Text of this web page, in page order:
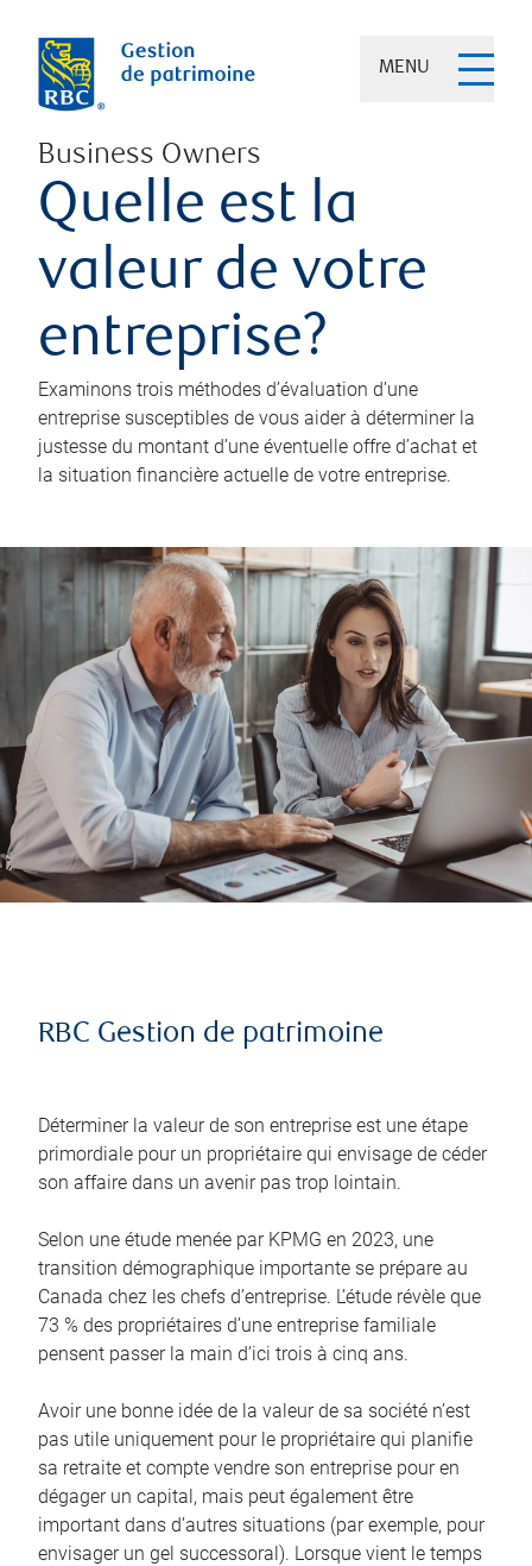
MENU
Business Owners
Quelle est la
valeur de votre
entreprise?
Examinons trois méthodes d’évaluation d’une
entreprise susceptibles de vous aider à déterminer la
justesse du montant d’une éventuelle offre d’achat et
la situation financière actuelle de votre entreprise.
RBC Gestion de patrimoine
Déterminer la valeur de son entreprise est une étape
primordiale pour un propriétaire qui envisage de céder
son affaire dans un avenir pas trop lointain.
Selon une étude menée par KPMG en 2023, une
transition démographique importante se prépare au
Canada chez les chefs d’entreprise. L’étude révèle que
73 % des propriétaires d’une entreprise familiale
pensent passer la main d’ici trois à cinq ans.
Avoir une bonne idée de la valeur de sa société n’est
pas utile uniquement pour le propriétaire qui planifie
sa retraite et compte vendre son entreprise pour en
dégager un capital, mais peut également être
important dans d’autres situations (par exemple, pour
envisager un gel successoral). Lorsque vient le temps